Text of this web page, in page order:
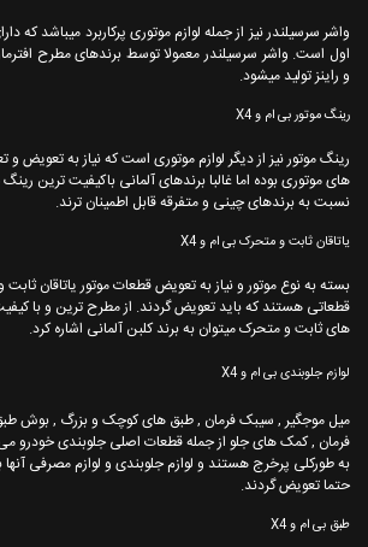
واشر سرسیلندر نیز از جمله لوازم موتوری پرکاربرد میباشد که
اول است. واشر سرسیلندر معمولا توسط برندهای مطرح
و راینز تولید میشود.
رینگ موتور بی ام و X4
رینگ موتور نیز از دیگر لوازم موتوری است که نیاز به تعویض و
های موتوری بوده اما غالبا برندهای آلمانی باکیفیت ترین رینگ
نسبت به برندهای چینی و متفرقه قابل اطمینان ترند.
یاتاقان ثابت و متحرک بی ام و X4
بسته به نوع موتور و نیاز به تعویض قطعات موتور یاتاقان
قطعاتی هستند که باید تعویض گردند. از مطرح ترین و با کیفیت
های ثابت و متحرک میتوان به برند کلبن آلمانی اشاره کرد.
لوازم جلوبندی بی ام و X4
میل موجگیر , سیبک فرمان , طبق های کوچک و بزرگ , بوش
فرمان , کمک های جلو از جمله قطعات اصلی جلوبندی خودرو
به طورکلی پرخرج هستند و لوازم جلوبندی و لوازم مصرفی
حتما تعویض گردند.
طبق بی ام و X4